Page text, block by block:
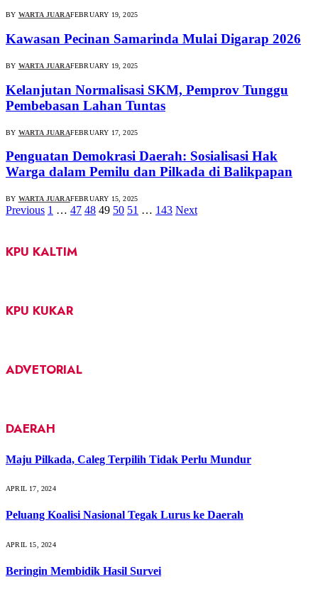
BY WARTA JUARAFEBRUARY 19, 2025
Kawasan Pecinan Samarinda Mulai Digarap 2026
BY WARTA JUARAFEBRUARY 19, 2025
Kelanjutan Normalisasi SKM, Pemprov Tunggu
Pembebasan Lahan Tuntas
BY WARTA JUARAFEBRUARY 17, 2025
Penguatan Demokrasi Daerah: Sosialisasi Hak
Warga dalam Pemilu dan Pilkada di Balikpapan
BY WARTA JUARAFEBRUARY 15, 2025
Previous 1 … 47 48 49 50 51 … 143 Next
KPU KALTIM
KPU KUKAR
ADVETORIAL
DAERAH
Maju Pilkada, Caleg Terpilih Tidak Perlu Mundur
APRIL 17, 2024
Peluang Koalisi Nasional Tegak Lurus ke Daerah
APRIL 15, 2024
Beringin Membidik Hasil Survei